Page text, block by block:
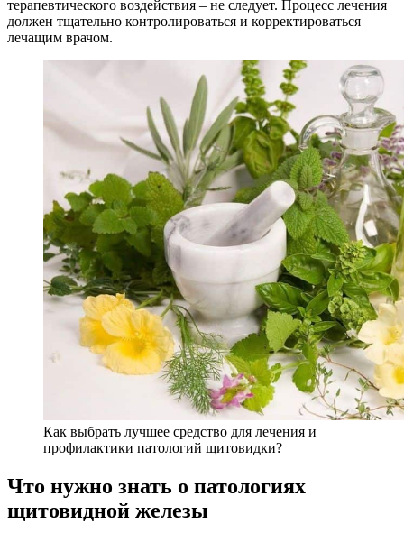
терапевтического воздействия – не следует. Процесс лечения
должен тщательно контролироваться и корректироваться
лечащим врачом.
Как выбрать лучшее средство для лечения и
профилактики патологий щитовидки?
Что нужно знать о патологиях
щитовидной железы